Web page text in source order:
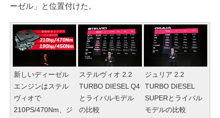
ーゼル」と位置付けた。
新しいディーゼル
エンジンはステル
ヴィオで
210PS/470Nm、ジ
ステルヴィオ 2.2
TURBO DIESEL Q4
とライバルモデル
の比較
ジュリア 2.2
TURBO DIESEL
SUPERとライバル
モデルの比較